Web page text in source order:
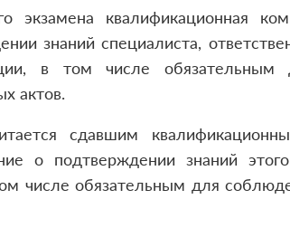
экзамена квалификационная
знаний специалиста,
в том числе обязательным
актов.
сдавшим
о подтверждении знаний
числе обязательным для